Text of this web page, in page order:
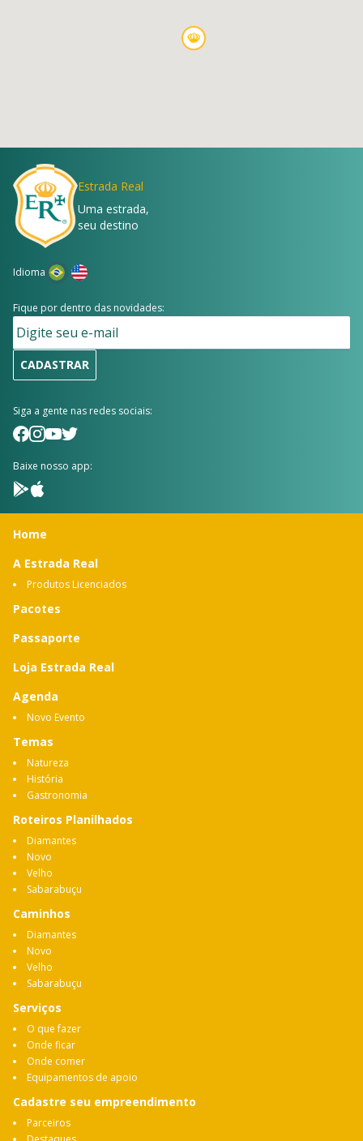
Estrada Real
Uma estrada,
seu destino
Idioma
Fique por dentro das novidades:
CADASTRAR
Siga a gente nas redes sociais:
Baixe nosso app:
Home
A Estrada Real
Produtos Licenciados
Pacotes
Passaporte
Loja Estrada Real
Agenda
Novo Evento
Temas
Natureza
História
Gastronomia
Roteiros Planilhados
Diamantes
Novo
Velho
Sabarabuçu
Caminhos
Diamantes
Novo
Velho
Sabarabuçu
Serviços
O que fazer
Onde ficar
Onde comer
Equipamentos de apoio
Cadastre seu empreendimento
Parceiros